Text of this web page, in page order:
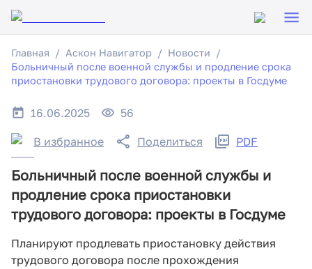
Главная Аскон Навигатор
Новости
Больничный после военной службы и продление срока
приостановки трудового договора: проекты в Госдуме
16.06.2025 56
В избранное Поделиться PDF
Больничный после военной службы и
продление срока приостановки
трудового договора: проекты в Госдуме
Планируют продлевать приостановку действия
трудового договора после прохождения